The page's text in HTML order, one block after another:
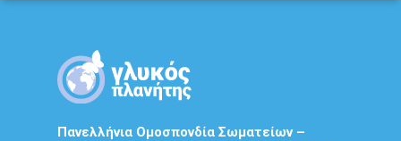
Πανελλήνια Ομοσπονδία Σωματείων –